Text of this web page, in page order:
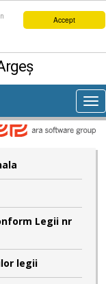
Accept
Legii nr
legii